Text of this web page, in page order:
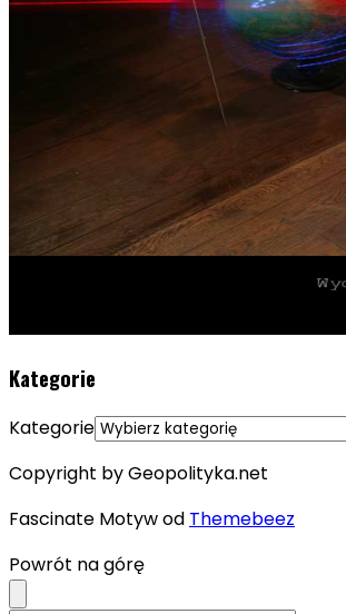
Kategorie
Kategorie
Copyright by Geopolityka.net
Fascinate Motyw od Themebeez
Powrót na górę